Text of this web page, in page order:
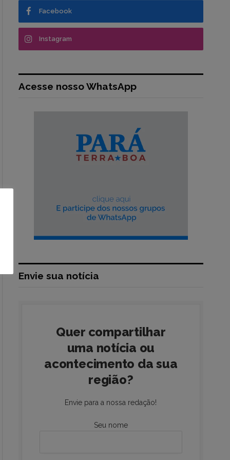
Facebook
Instagram
Acesse nosso WhatsApp
Envie sua notícia
Quer compartilhar
uma notícia ou
acontecimento da sua
região?
Envie para a nossa redação!
Seu nome